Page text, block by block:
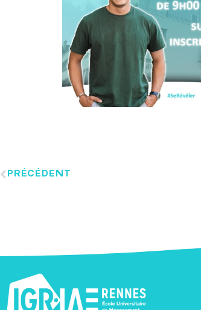
PRÉCÉDENT